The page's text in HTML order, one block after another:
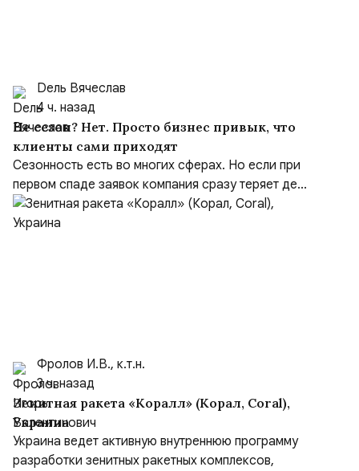
Dель Вячеслав
4 ч. назад
Не сезон? Нет. Просто бизнес привык, что
клиенты сами приходят
Сезонность есть во многих сферах. Но если при
первом спаде заявок компания сразу теряет де...
Фролов И.В., к.т.н.
3 ч. назад
Зенитная ракета «Коралл» (Корал, Coral),
Украина
Украина ведет активную внутреннюю программу
разработки зенитных ракетных комплексов,